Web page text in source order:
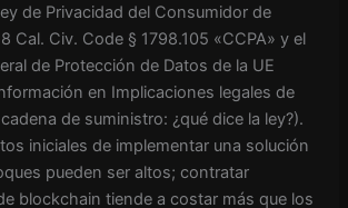
de Privacidad del Consumidor de
Cal. Civ. Code § 1798.105 «CCPA» y el
de Protección de Datos de la UE
en Implicaciones legales de
de suministro: ¿qué dice la ley?).
iniciales de implementar una solución
pueden ser altos; contratar
blockchain tiende a costar más que los